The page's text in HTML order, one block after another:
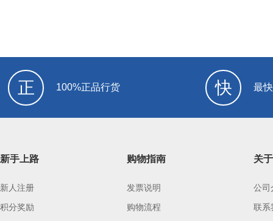
正 100%正品行货 快 最
新手上路
新人注册
积分奖励
购物指南
发票说明
购物流程
关
公司
联系